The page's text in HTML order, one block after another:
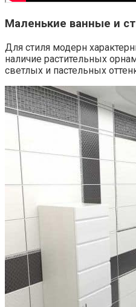
Маленькие ванные и
Для стиля модерн
наличие растительных
светлых и пастельных